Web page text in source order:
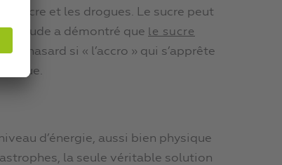
sucre et les drogues. Le sucre peut
étude a démontré que le sucre
un hasard si « l’accro » qui s’apprête
d’énergie, aussi bien physique
la seule véritable solution